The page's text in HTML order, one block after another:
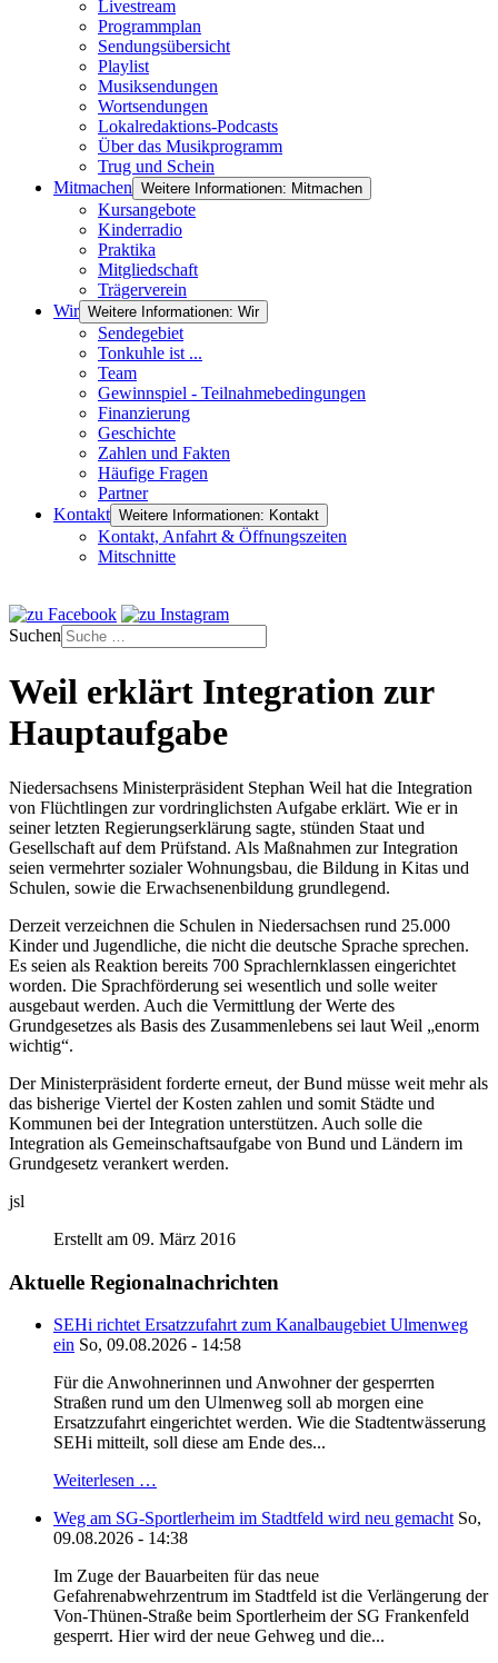
Livestream
Programmplan
Sendungsübersicht
Playlist
Musiksendungen
Wortsendungen
Lokalredaktions-Podcasts
Über das Musikprogramm
Trug und Schein
Mitmachen Weitere Informationen: Mitmachen
Kursangebote
Kinderradio
Praktika
Mitgliedschaft
Trägerverein
Wir Weitere Informationen: Wir
Sendegebiet
Tonkuhle ist ...
Team
Gewinnspiel - Teilnahmebedingungen
Finanzierung
Geschichte
Zahlen und Fakten
Häufige Fragen
Partner
Kontakt Weitere Informationen: Kontakt
Kontakt, Anfahrt & Öffnungszeiten
Mitschnitte
Suchen
Weil erklärt Integration zur
Hauptaufgabe
Niedersachsens Ministerpräsident Stephan Weil hat die Integration
von Flüchtlingen zur vordringlichsten Aufgabe erklärt. Wie er in
seiner letzten Regierungserklärung sagte, stünden Staat und
Gesellschaft auf dem Prüfstand. Als Maßnahmen zur Integration
seien vermehrter sozialer Wohnungsbau, die Bildung in Kitas und
Schulen, sowie die Erwachsenenbildung grundlegend.
Derzeit verzeichnen die Schulen in Niedersachsen rund 25.000
Kinder und Jugendliche, die nicht die deutsche Sprache sprechen.
Es seien als Reaktion bereits 700 Sprachlernklassen eingerichtet
worden. Die Sprachförderung sei wesentlich und solle weiter
ausgebaut werden. Auch die Vermittlung der Werte des
Grundgesetzes als Basis des Zusammenlebens sei laut Weil „enorm
wichtig“.
Der Ministerpräsident forderte erneut, der Bund müsse weit mehr als
das bisherige Viertel der Kosten zahlen und somit Städte und
Kommunen bei der Integration unterstützen. Auch solle die
Integration als Gemeinschaftsaufgabe von Bund und Ländern im
Grundgesetz verankert werden.
jsl
Erstellt am 09. März 2016
Aktuelle Regionalnachrichten
SEHi richtet Ersatzzufahrt zum Kanalbaugebiet Ulmenweg
ein So, 09.08.2026 - 14:58
Für die Anwohnerinnen und Anwohner der gesperrten
Straßen rund um den Ulmenweg soll ab morgen eine
Ersatzzufahrt eingerichtet werden. Wie die Stadtentwässerung
SEHi mitteilt, soll diese am Ende des...
Weiterlesen …
Weg am SG-Sportlerheim im Stadtfeld wird neu gemacht So,
09.08.2026 - 14:38
Im Zuge der Bauarbeiten für das neue
Gefahrenabwehrzentrum im Stadtfeld ist die Verlängerung der
Von-Thünen-Straße beim Sportlerheim der SG Frankenfeld
gesperrt. Hier wird der neue Gehweg und die...